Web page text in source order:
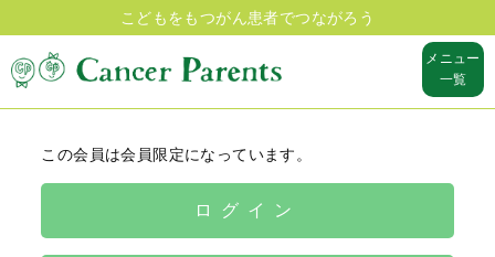
こどもをもつがん患者でつながろう
メニュー
一覧
この会員は会員限定になっています。
ログイン